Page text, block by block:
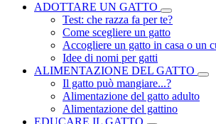
ADOTTARE UN GATTO
Test: che razza fa per te?
Come scegliere un gatto
Accogliere un gatto in casa o un
Idee di nomi per gatti
ALIMENTAZIONE DEL GATTO
Il gatto può mangiare...?
Alimentazione del gatto adulto
Alimentazione del gattino
EDUCARE IL GATTO